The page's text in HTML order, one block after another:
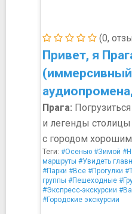
(0,
Привет, я
(иммерсивный
Прага:
и легенды столицы
с городом
Теги: #Осенью #Зимой
маршруты #Увидеть
#Парки #Все #Прогулки
группы #Пешеходные
#Экспресс-экскурсии
#Городские экскурсии